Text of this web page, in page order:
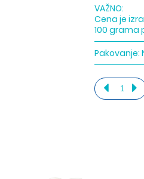
VAŽNO:
Cena je
100 grama
Pakovanje: